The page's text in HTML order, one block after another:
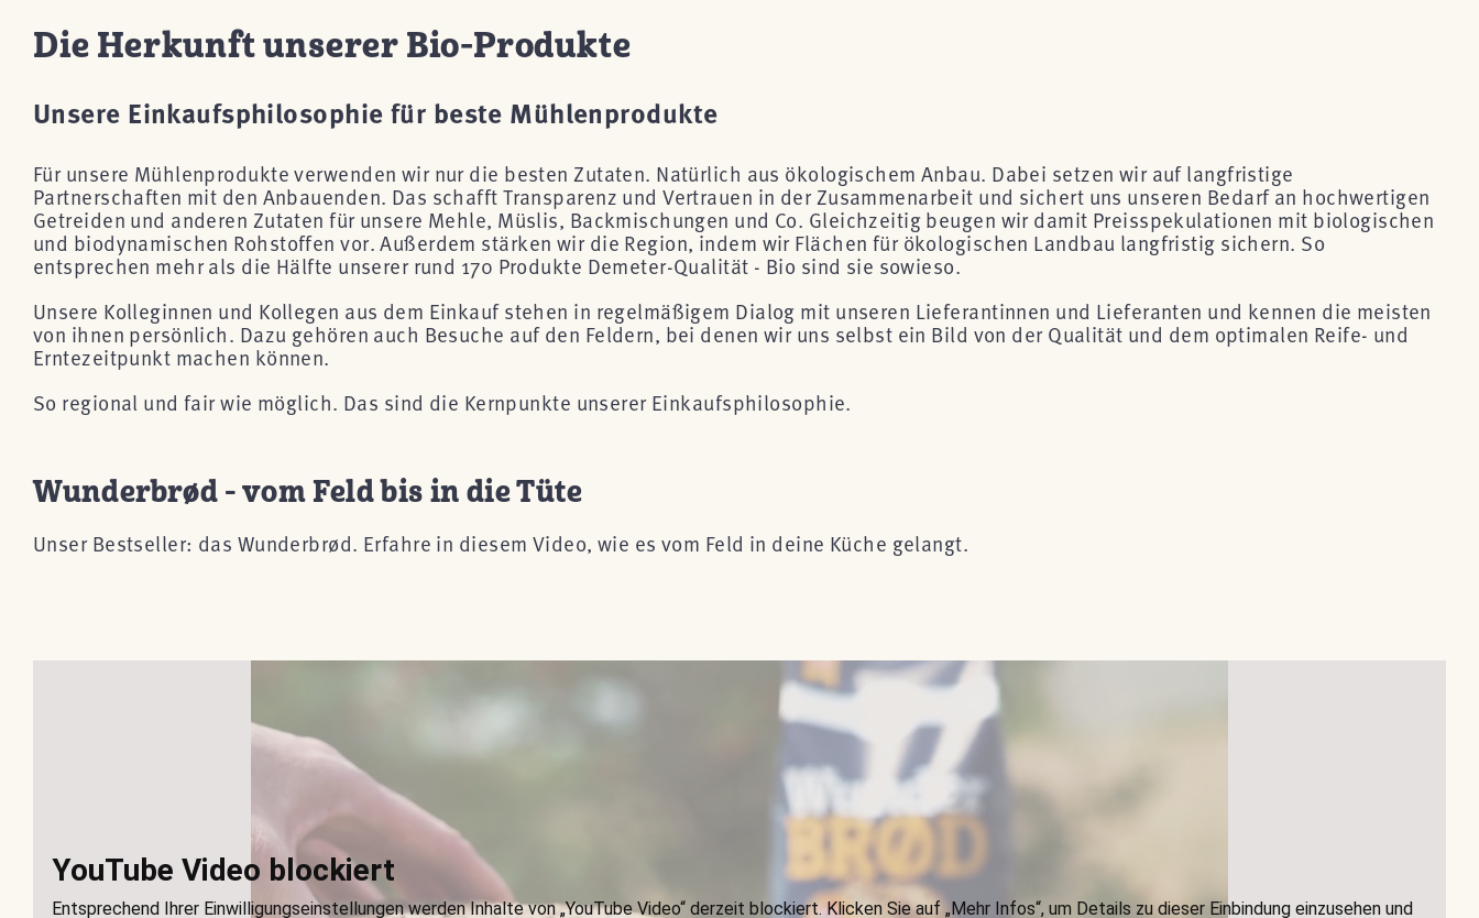
Die Herkunft unserer Bio-Produkte
Unsere Einkaufsphilosophie für beste Mühlenprodukte
Für unsere Mühlenprodukte verwenden wir nur die besten Zutaten. Natürlich aus ökologischem Anbau. Dabei setzen wir auf langfristige
Partnerschaften mit den Anbauenden. Das schafft Transparenz und Vertrauen in der Zusammenarbeit und sichert uns unseren Bedarf an hochwertigen
Getreiden und anderen Zutaten für unsere Mehle, Müslis, Backmischungen und Co. Gleichzeitig beugen wir damit Preisspekulationen mit biologischen
und biodynamischen Rohstoffen vor. Außerdem stärken wir die Region, indem wir Flächen für ökologischen Landbau langfristig sichern. So
entsprechen mehr als die Hälfte unserer rund 170 Produkte Demeter-Qualität - Bio sind sie sowieso.
Unsere Kolleginnen und Kollegen aus dem Einkauf stehen in regelmäßigem Dialog mit unseren Lieferantinnen und Lieferanten und kennen die meisten
von ihnen persönlich. Dazu gehören auch Besuche auf den Feldern, bei denen wir uns selbst ein Bild von der Qualität und dem optimalen Reife- und
Erntezeitpunkt machen können.
So regional und fair wie möglich. Das sind die Kernpunkte unserer Einkaufsphilosophie.
Wunderbrød - vom Feld bis in die Tüte
Unser Bestseller: das Wunderbrød. Erfahre in diesem Video, wie es vom Feld in deine Küche gelangt.